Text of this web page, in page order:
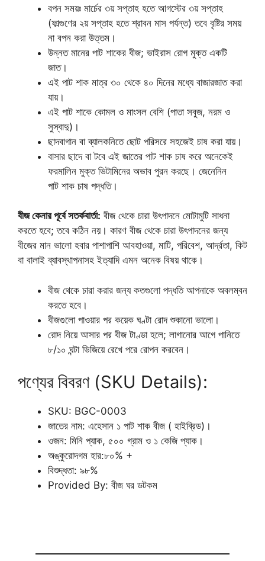
বপন সময়ঃ মার্চের ৩য় সপ্তাহ হতে আগস্টের ৩য় সপ্তাহ
(ফাল্গুণের ২য় সপ্তাহ হতে শ্রাবন মাস পর্যন্ত) তবে বৃষ্টির সময়
না বপন করা উত্তম।
উন্নত মানের পাট শাকের বীজ; ভাইরাস রোগ মুক্ত একটি
জাত।
এই পাট শাক মাত্র ৩০ থেকে ৪০ দিনের মধ্যে বাজারজাত করা
যায়।
এই পাট শাকে কোমল ও মাংসল বেশি (পাতা সবুজ, নরম ও
সুস্বাদু)।
ছাদবাগান বা ব্যালকনিতে ছোট পরিসরে সহজেই চাষ করা যায়।
বাসার ছাদে বা টবে এই জাতের পাট শাক চাষ করে অনেকেই
ফরমালিন মুক্ত ভিটামিনের অভাব পুরন করছে। জেনেনিন
পাট শাক চাষ পদ্ধতি।
বীজ কেনার পূর্বে সতর্কবার্তা: বীজ থেকে চারা উৎপাদনে মোটামুটি সাধনা
করতে হবে; তবে কঠিন নয়। কারণ বীজ থেকে চারা উৎপাদনের জন্য
বীজের মান ভালো হবার পাশাপাশি আবহাওয়া, মাটি, পরিবেশ, আর্দ্রতা, কিট
বা বালাই ব্যাবস্থাপনাসহ ইত্যাদি এমন অনেক বিষয় থাকে।
বীজ থেকে চারা করার জন্য কতগুলো পদ্ধতি আপনাকে অবলম্বন
করতে হবে।
বীজগুলো পাওয়ার পর কয়েক ঘণ্টা রোদ শুকানো ভালো।
রোদ নিয়ে আসার পর বীজ টাণ্ডা হলে; লাগানোর আগে পানিতে
৮/১০ ঘন্টা ভিজিয়ে রেখে পরে রোপন করবেন।
পণ্যের বিবরণ (SKU Details):
SKU: BGC-0003
জাতের নাম: এহেসান ১ পাট শাক বীজ ( হাইব্রিড)।
ওজন: মিনি প্যাক, ৫০০ গ্রাম ও ১ কেজি প্যাক।
অঙ্কুরোদগম হার:৮০% +
বিশুদ্ধতা: ৯৮%
Provided By: বীজ ঘর ডটকম